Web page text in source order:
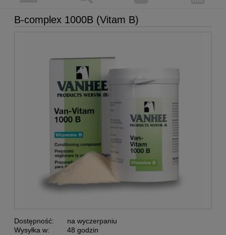
B-complex 1000B (Vitam B)
Dostępność:
na wyczerpaniu
Wysyłka w:
48 godzin